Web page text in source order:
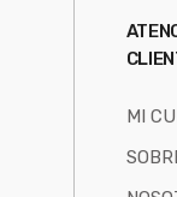
MI